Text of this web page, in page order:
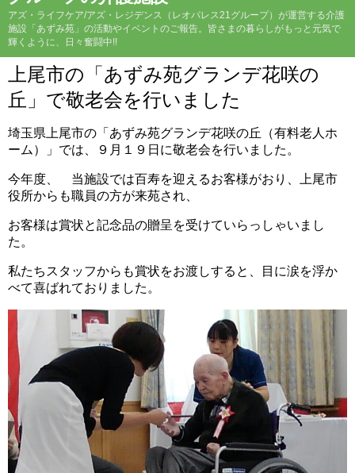
アズ・ライフケア/アズ・レジデンス（レオパレス21グループ）が運営する介護
施設「あずみ苑」の活動やイベントのご報告。皆さまの暮らしがもっと元気で
輝くように、日々奮闘中!!
上尾市の「あずみ苑グランデ花咲の
丘」で敬老会を行いました
埼玉県上尾市の「あずみ苑グランデ花咲の丘（有料老人ホ
ーム）」では、９月１９日に敬老会を行いました。
今年度、 当施設では百寿を迎えるお客様がおり、上尾市
役所からも職員の方が来苑され、
お客様は賞状と記念品の贈呈を受けていらっしゃいまし
た。
私たちスタッフからも賞状をお渡しすると、目に涙を浮か
べて喜ばれておりました。